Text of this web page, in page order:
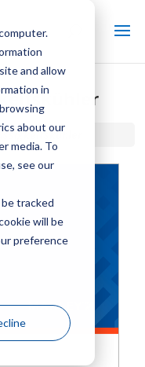
and allow
in
about our
media. To
see our
tracked
will be
preference